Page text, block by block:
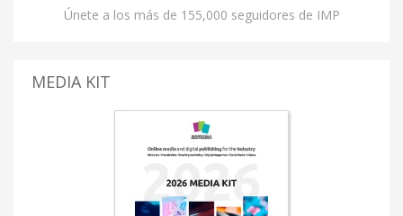
Únete a los más de 155,000 seguidores de IMP
MEDIA KIT